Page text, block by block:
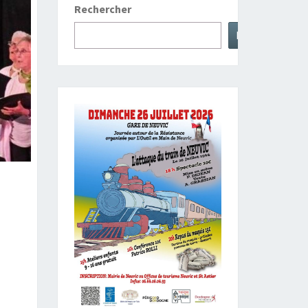
Rechercher
Rechercher